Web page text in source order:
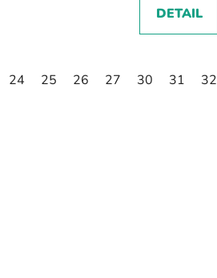
DETAIL
24 25 26 27 30 31 32